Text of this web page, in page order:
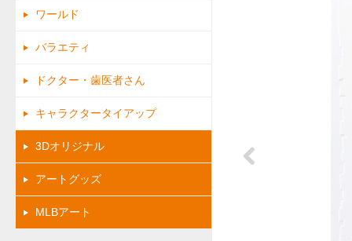
ワールド
バラエティ
ドクター・歯医者さん
キャラクタータイアップ
3Dオリジナル
アートグッズ
MLBアート